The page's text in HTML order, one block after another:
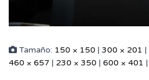
Tamaño: 150 × 150 | 300 × 201 |
460 × 657 | 230 × 350 | 600 × 401 |